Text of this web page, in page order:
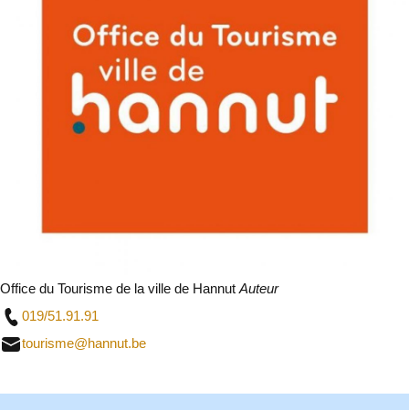
Office du Tourisme de la ville de Hannut Auteur
019/51.91.91
tourisme@hannut.be